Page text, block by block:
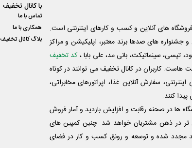
های آنلاین و کسب و‌ کارهای اینترنتی است.
های صدها برند معتبر، اپلیکیشن و مراکز
تپسی، سینماتیکت، بانی مد، علی‌ بابا ، کد تخفیف
‌هاست. کاربران در کانال تخفیف می توانند در کوتاه
سفارش آنلاین غذا، اپراتورهای مخابراتی،
کنند.
ها در صحنه رقابت و افزایش بازدید و آمار فروش
تر در ذهن مشتریان خواهد شد. چنین کمپین های
مجدد شده و توسعه و رونق کسب و کار در فضای
با کانال تخفیف
تماس با ما
همکاری با ما
بلاگ کانال تخفیف